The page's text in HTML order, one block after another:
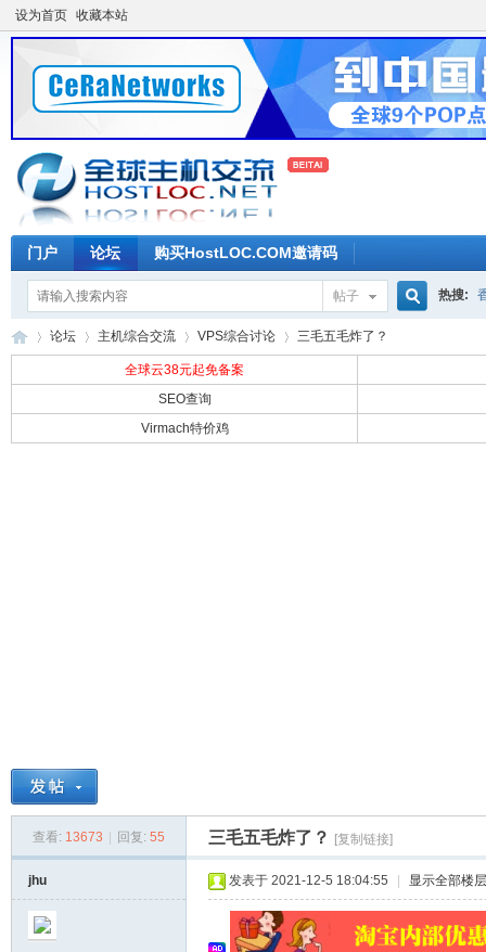
设为首页 收藏本站
门户 论坛 购买HostLOC.COM邀请码
帖子 热搜:
主
论坛 主机综合交流
›
VPS综合讨论 三毛五毛炸了？
全球云38元起免备案
SEO查询
Virmach特价鸡
查看: 13673 回复: 55 三毛五毛炸了？ [复制链接]
jhu 发表于 2021-12-5 18:04:55 显示全部楼层